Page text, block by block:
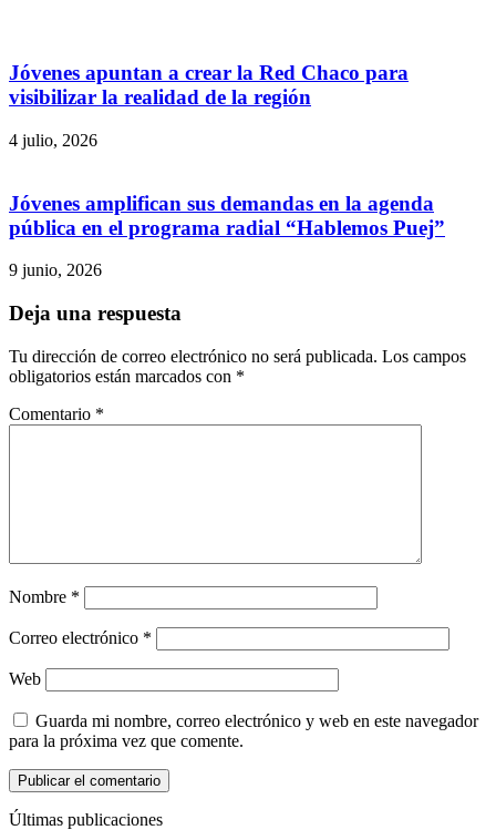
Jóvenes apuntan a crear la Red Chaco para
visibilizar la realidad de la región
4 julio, 2026
Jóvenes amplifican sus demandas en la agenda
pública en el programa radial “Hablemos Puej”
9 junio, 2026
Deja una respuesta
Tu dirección de correo electrónico no será publicada. Los campos
obligatorios están marcados con *
Comentario *
Nombre *
Correo electrónico *
Web
Guarda mi nombre, correo electrónico y web en este navegador
para la próxima vez que comente.
Últimas publicaciones